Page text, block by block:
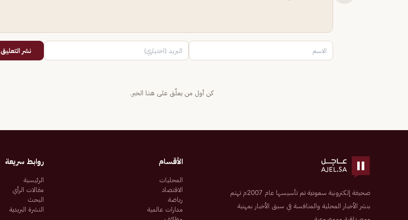
نشر التعليق
كن أول من يعلّق على هذا الخبر.
صحيفة إلكترونية سعودية تم تأسيسها عام 2007م تهتم
بنشر الأخبار المحلية والمنافسة في سبق الأخبار بمهنية
الأقسام
المحليات
الاقتصاد
رياضة
مدارات عالمية
روابط سريعة
الرئيسية
مقالات الرأي
البحث
النشرة البريدية